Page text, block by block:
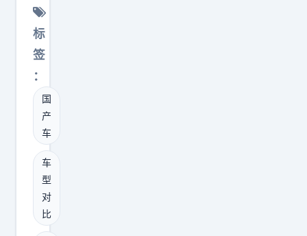
比
，
能
接
受
侧
开
尾
门
，
那
H
0
8
5
m
m
，
六
座
布
局
，
二
1
0
对
神
行
者
8
，
你
更
看
标
签
：
国
产
车
车
型
对
比